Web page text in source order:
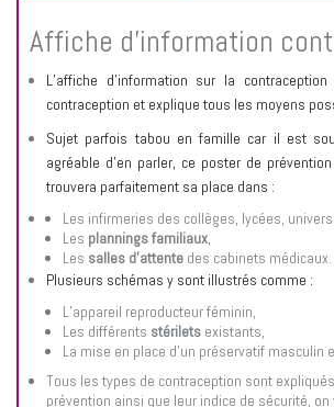
Affiche d’information
L’affiche d’information sur la
contraception et explique tous les moyens
Sujet parfois tabou en famille car il est
agréable d’en parler, ce poster de
trouvera parfaitement sa place dans :
Les infirmeries des collèges, lycées,
Les plannings familiaux,
Les salles d’attente des cabinets
Plusieurs schémas y sont illustrés comme :
L’appareil reproducteur féminin,
Les différents stérilets existants,
La mise en place d’un préservatif masculin
Tous les types de contraception sont
prévention ainsi que leur indice de sécurité, on